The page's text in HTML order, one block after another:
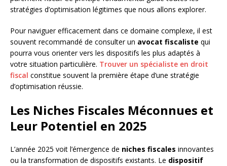
stratégies d’optimisation légitimes que nous allons explorer.
Pour naviguer efficacement dans ce domaine complexe, il est
souvent recommandé de consulter un avocat fiscaliste qui
pourra vous orienter vers les dispositifs les plus adaptés à
votre situation particulière. Trouver un spécialiste en droit
fiscal constitue souvent la première étape d’une stratégie
d’optimisation réussie.
Les Niches Fiscales Méconnues et
Leur Potentiel en 2025
L’année 2025 voit l’émergence de niches fiscales innovantes
ou la transformation de dispositifs existants. Le dispositif